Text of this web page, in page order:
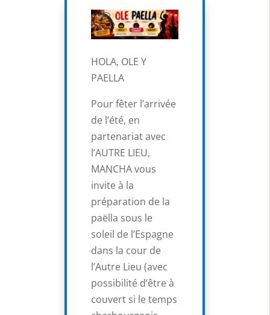
HOLA, OLE Y
PAELLA
Pour fêter l’arrivée
de l’été, en
partenariat avec
l’AUTRE LIEU,
MANCHA vous
invite à la
préparation de la
paëlla sous le
soleil de l’Espagne
dans la cour de
l’Autre Lieu (avec
possibilité d’être à
couvert si le temps